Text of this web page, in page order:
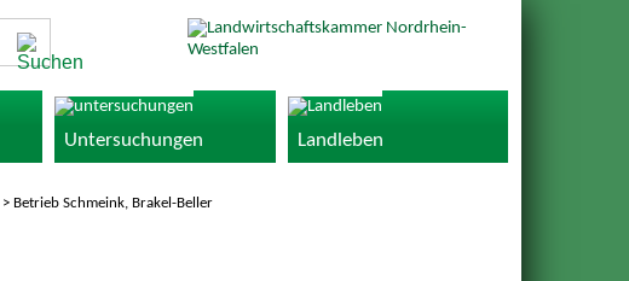
Untersuchungen Landleben
> Betrieb Schmeink, Brakel-Beller